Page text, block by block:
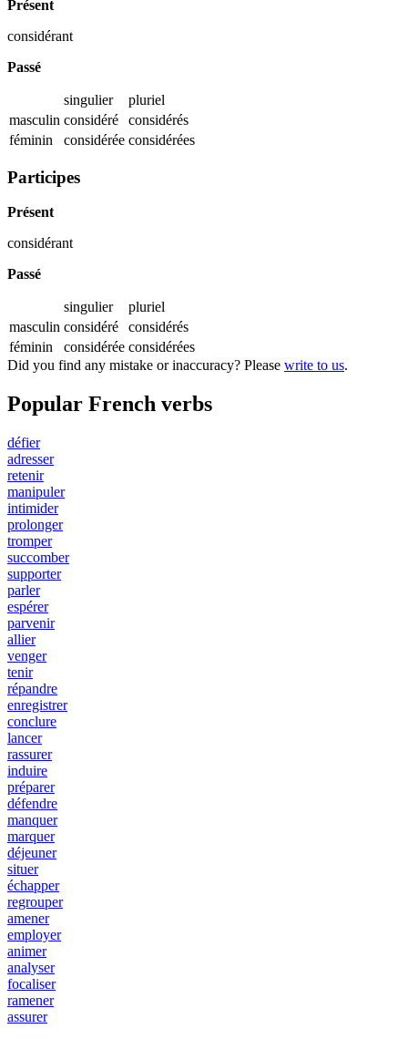
Présent
considérant
Passé
singulier
pluriel
masculin considéré
considérés
féminin
considérée considérées
Participes
Présent
considérant
Passé
singulier
pluriel
masculin considéré
considérés
féminin
considérée considérées
Did you find any mistake or inaccuracy? Please write to us.
Popular French verbs
défier
adresser
retenir
manipuler
intimider
prolonger
tromper
succomber
supporter
parler
espérer
parvenir
allier
venger
tenir
répandre
enregistrer
conclure
lancer
rassurer
induire
préparer
défendre
manquer
marquer
déjeuner
situer
échapper
regrouper
amener
employer
animer
analyser
focaliser
ramener
assurer